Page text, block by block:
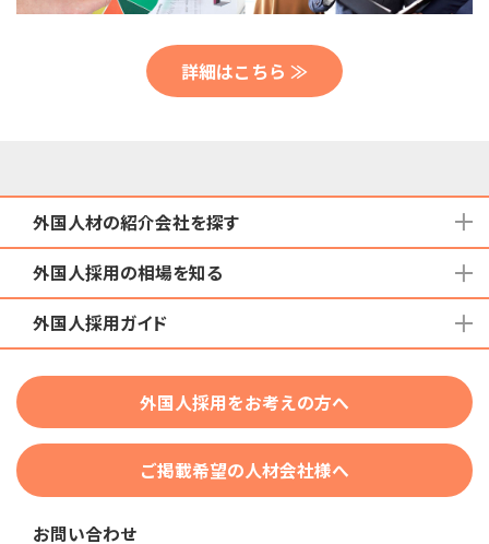
詳細はこちら ≫
外国人材の紹介会社を探す
地域から検索する
国籍から検索する
在留資格から検索する
団体種別から探す
業界・職種から検索する
外国人採用の相場を知る
育成就労外国人の受け入れ相場
技人国・高度人材の受け入れ相場
外国人採用ガイド
特定技能
技術・人文知識・国際業務
外国人採用をお考えの方へ
ご掲載希望の人材会社様へ
お問い合わせ